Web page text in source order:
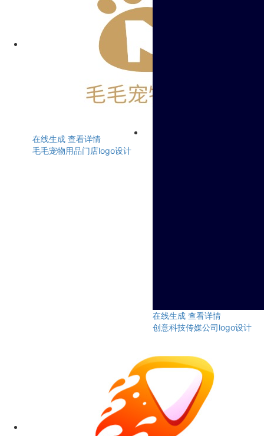
在线生成 查看详情
毛毛宠物用品门店logo设计
在线生成 查看详情
创意科技传媒公司logo设计